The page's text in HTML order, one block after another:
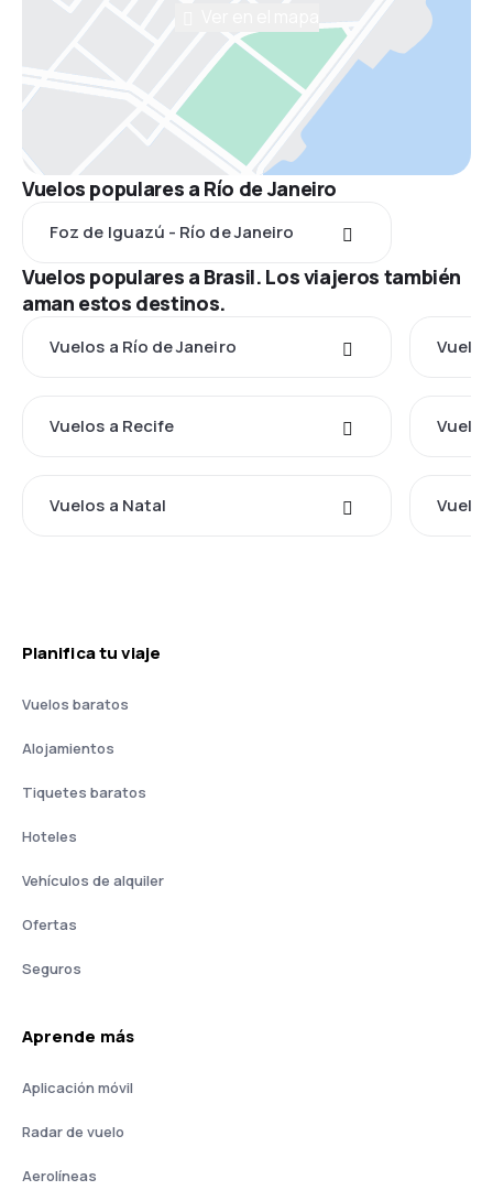
Vuelos populares a Río de Janeiro
Foz de Iguazú - Río de Janeiro
Vuelos populares a Brasil. Los viajeros también
aman estos destinos.
Vuelos a Río de Janeiro
Vuelos a Recife
Vuelos a Natal
Planifica tu viaje
Vuelos baratos
Alojamientos
Tiquetes baratos
Hoteles
Vehículos de alquiler
Ofertas
Seguros
Aprende más
Aplicación móvil
Radar de vuelo
Aerolíneas